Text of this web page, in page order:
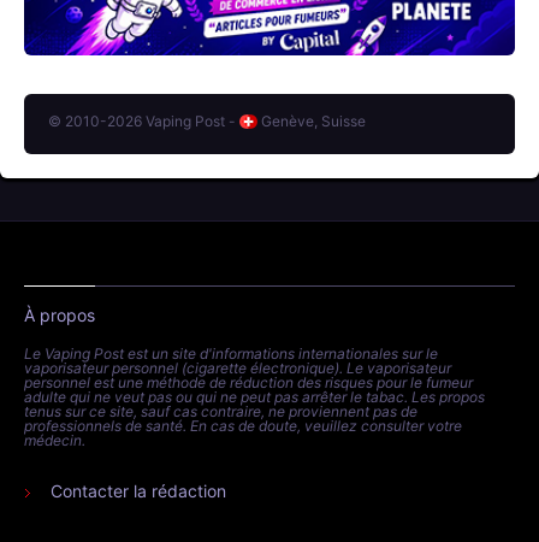
© 2010-2026 Vaping Post - Genève, Suisse
À propos
Le Vaping Post est un site d'informations internationales sur le
vaporisateur personnel (cigarette électronique). Le vaporisateur
personnel est une méthode de réduction des risques pour le fumeur
adulte qui ne veut pas ou qui ne peut pas arrêter le tabac. Les propos
tenus sur ce site, sauf cas contraire, ne proviennent pas de
professionnels de santé. En cas de doute, veuillez consulter votre
médecin.
Contacter la rédaction